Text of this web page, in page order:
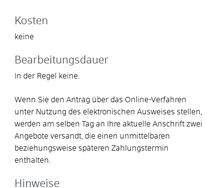
Kosten
keine
Bearbeitungsdauer
In der Regel keine.
Wenn Sie den Antrag über das Online-Verfahren
unter Nutzung des elektronischen Ausweises stellen,
werden am selben Tag an Ihre aktuelle Anschrift zwei
Angebote versandt, die einen unmittelbaren
beziehungsweise späteren Zahlungstermin
enthalten.
Hinweise